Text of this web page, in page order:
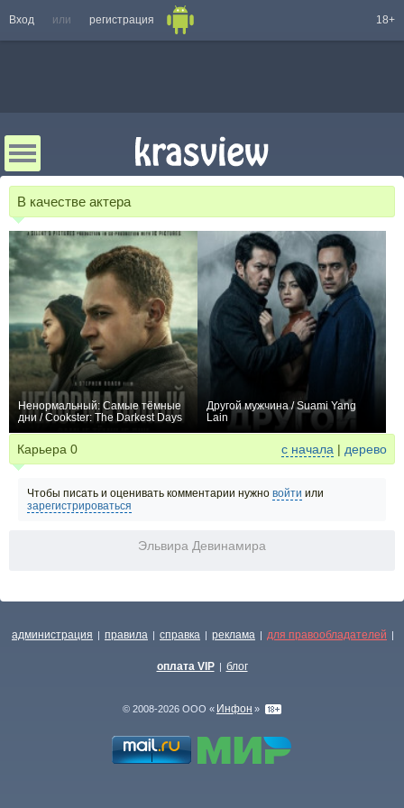
Вход или регистрация 18+
В качестве актера
Ненормальный: Самые тёмные
дни / Cookster: The Darkest Days
Другой мужчина / Suami Yang
Lain
Карьера 0 с начала | дерево
Чтобы писать и оценивать комментарии нужно войти или
зарегистрироваться
Эльвира Девинамира
администрация | правила | справка | реклама | для правообладателей |
оплата VIP | блог
© 2008-2026 ООО « Инфон »